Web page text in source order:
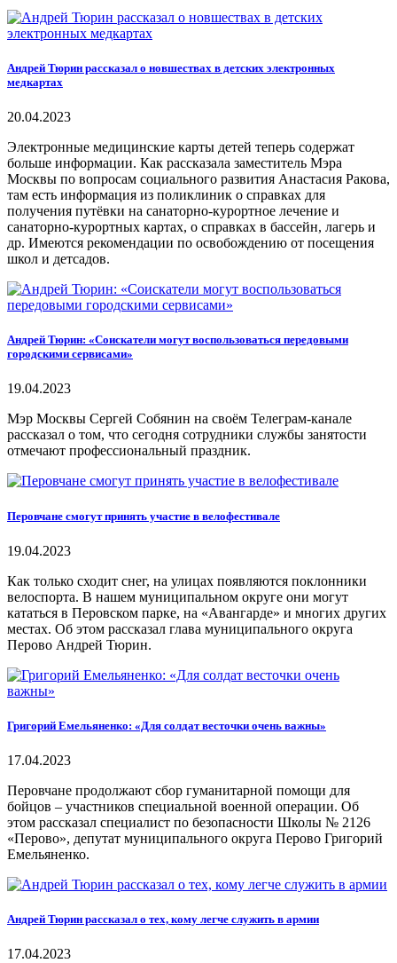
Андрей Тюрин рассказал о новшествах в детских электронных
медкартах
20.04.2023
Электронные медицинские карты детей теперь содержат
больше информации. Как рассказала заместитель Мэра
Москвы по вопросам социального развития Анастасия Ракова,
там есть информация из поликлиник о справках для
получения путёвки на санаторно-курортное лечение и
санаторно-курортных картах, о справках в бассейн, лагерь и
др. Имеются рекомендации по освобождению от посещения
школ и детсадов.
Андрей Тюрин: «Соискатели могут воспользоваться передовыми
городскими сервисами»
19.04.2023
Мэр Москвы Сергей Собянин на своём Телеграм-канале
рассказал о том, что сегодня сотрудники службы занятости
отмечают профессиональный праздник.
Перовчане смогут принять участие в велофестивале
19.04.2023
Как только сходит снег, на улицах появляются поклонники
велоспорта. В нашем муниципальном округе они могут
кататься в Перовском парке, на «Авангарде» и многих других
местах. Об этом рассказал глава муниципального округа
Перово Андрей Тюрин.
Григорий Емельяненко: «Для солдат весточки очень важны»
17.04.2023
Перовчане продолжают сбор гуманитарной помощи для
бойцов – участников специальной военной операции. Об
этом рассказал специалист по безопасности Школы № 2126
«Перово», депутат муниципального округа Перово Григорий
Емельяненко.
Андрей Тюрин рассказал о тех, кому легче служить в армии
17.04.2023